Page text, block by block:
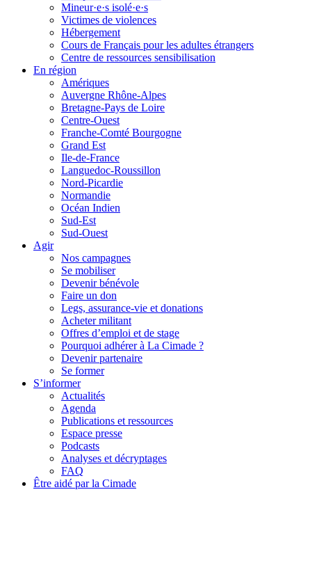
Mineur·e·s isolé·e·s
Victimes de violences
Hébergement
Cours de Français pour les adultes étrangers
Centre de ressources sensibilisation
En région
Amériques
Auvergne Rhône-Alpes
Bretagne-Pays de Loire
Centre-Ouest
Franche-Comté Bourgogne
Grand Est
Ile-de-France
Languedoc-Roussillon
Nord-Picardie
Normandie
Océan Indien
Sud-Est
Sud-Ouest
Agir
Nos campagnes
Se mobiliser
Devenir bénévole
Faire un don
Legs, assurance-vie et donations
Acheter militant
Offres d’emploi et de stage
Pourquoi adhérer à La Cimade ?
Devenir partenaire
Se former
S’informer
Actualités
Agenda
Publications et ressources
Espace presse
Podcasts
Analyses et décryptages
FAQ
Être aidé par la Cimade